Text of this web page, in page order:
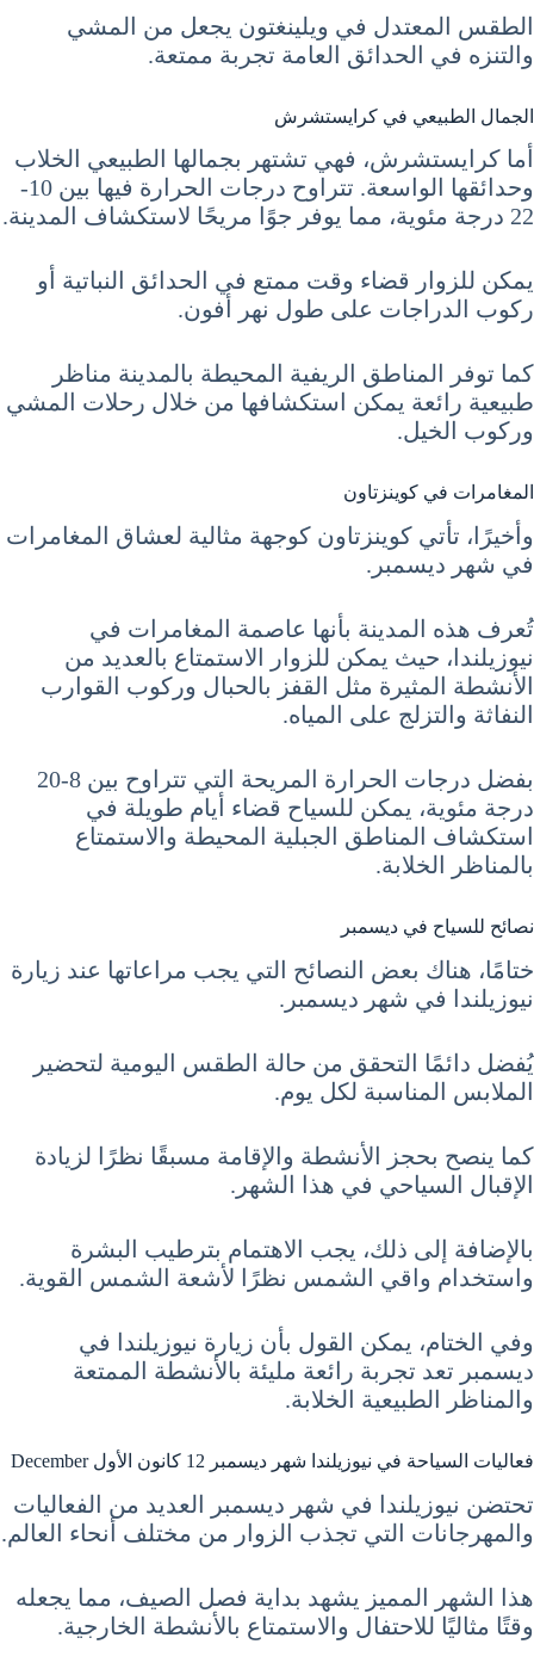
الطقس المعتدل في ويلينغتون يجعل من المشي
والتنزه في الحدائق العامة تجربة ممتعة.
الجمال الطبيعي في كرايستشرش
أما كرايستشرش، فهي تشتهر بجمالها الطبيعي الخلاب
وحدائقها الواسعة. تتراوح درجات الحرارة فيها بين 10-
22 درجة مئوية، مما يوفر جوًا مريحًا لاستكشاف المدينة.
يمكن للزوار قضاء وقت ممتع في الحدائق النباتية أو
ركوب الدراجات على طول نهر أفون.
كما توفر المناطق الريفية المحيطة بالمدينة مناظر
طبيعية رائعة يمكن استكشافها من خلال رحلات المشي
وركوب الخيل.
المغامرات في كوينزتاون
وأخيرًا، تأتي كوينزتاون كوجهة مثالية لعشاق المغامرات
في شهر ديسمبر.
تُعرف هذه المدينة بأنها عاصمة المغامرات في
نيوزيلندا، حيث يمكن للزوار الاستمتاع بالعديد من
الأنشطة المثيرة مثل القفز بالحبال وركوب القوارب
النفاثة والتزلج على المياه.
بفضل درجات الحرارة المريحة التي تتراوح بين 8-20
درجة مئوية، يمكن للسياح قضاء أيام طويلة في
استكشاف المناطق الجبلية المحيطة والاستمتاع
بالمناظر الخلابة.
نصائح للسياح في ديسمبر
ختامًا، هناك بعض النصائح التي يجب مراعاتها عند زيارة
نيوزيلندا في شهر ديسمبر.
يُفضل دائمًا التحقق من حالة الطقس اليومية لتحضير
الملابس المناسبة لكل يوم.
كما ينصح بحجز الأنشطة والإقامة مسبقًا نظرًا لزيادة
الإقبال السياحي في هذا الشهر.
بالإضافة إلى ذلك، يجب الاهتمام بترطيب البشرة
واستخدام واقي الشمس نظرًا لأشعة الشمس القوية.
وفي الختام، يمكن القول بأن زيارة نيوزيلندا في
ديسمبر تعد تجربة رائعة مليئة بالأنشطة الممتعة
والمناظر الطبيعية الخلابة.
فعاليات السياحة في نيوزيلندا شهر ديسمبر 12 كانون الأول December
تحتضن نيوزيلندا في شهر ديسمبر العديد من الفعاليات
والمهرجانات التي تجذب الزوار من مختلف أنحاء العالم.
هذا الشهر المميز يشهد بداية فصل الصيف، مما يجعله
وقتًا مثاليًا للاحتفال والاستمتاع بالأنشطة الخارجية.